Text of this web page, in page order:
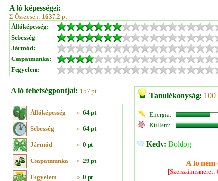
A ló képességei:
Σ Összesen: 1637.2 pt
Állóképesség:
Sebesség:
Jármód:
Csapatmunka:
Fegyelem:
A ló tehetségpontjai: 157 pt
Állóképesség » 64 pt
Sebesség » 64 pt
Jármód » 0 pt
Csapatmunka » 29 pt
Fegyelem » 0 pt
Tanulékonyság: 100
Energia:
Küllem:
Kedv: Boldog
A ló nem